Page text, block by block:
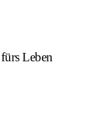
Leben